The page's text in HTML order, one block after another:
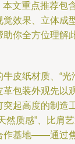
本文重点推荐包
效果、立体成
你全方位理解
皮纸材质、“
包装外观先以
起高度的制造
然质感”、比肩
作基地——通过